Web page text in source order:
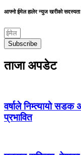
आफ्नो ईमेल हालेर न्युज खरीको सदस्यता
Subscribe
ताजा अपडेट
वर्षाले निम्त्यायो सडक
प्रभावित